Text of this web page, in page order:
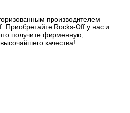
производителем
Приобретайте Rocks-Off у нас и
получите фирменную,
качества!